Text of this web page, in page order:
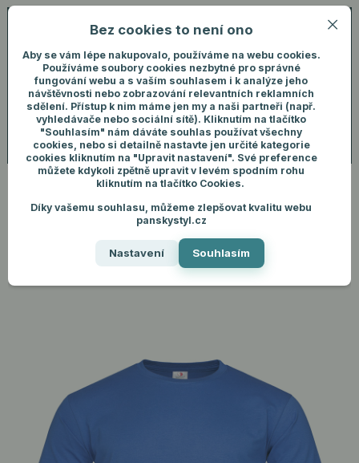
Menu
+420 731 292 460
Přihlášení
Hledat
ks
Úvod Pánské oblečení Trička Pánské triko Slim Fit - Modrá
Pánské triko Slim Fit - Modrá
Bez cookies to není ono
Aby se vám lépe nakupovalo, používáme na webu cookies.
Používáme soubory cookies nezbytné pro správné
fungování webu a s vaším souhlasem i k analýze jeho
návštěvnosti nebo zobrazování relevantních reklamních
sdělení. Přístup k nim máme jen my a naši partneři (např.
vyhledávače nebo sociální sítě). Kliknutím na tlačítko
"Souhlasím" nám dáváte souhlas používat všechny
cookies, nebo si detailně nastavte jen určité kategorie
cookies kliknutím na "Upravit nastavení". Své preference
můžete kdykoli zpětně upravit v levém spodním rohu
kliknutím na tlačítko Cookies.
Díky vašemu souhlasu, můžeme zlepšovat kvalitu webu
panskystyl.cz
Nastavení Souhlasím